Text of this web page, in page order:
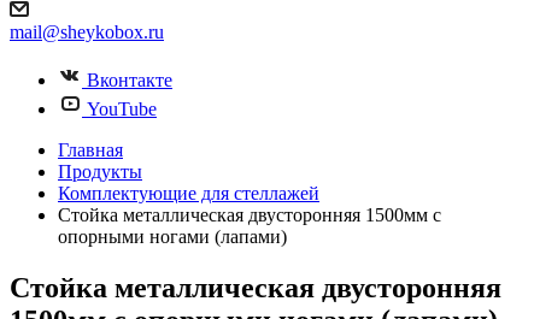
mail@sheykobox.ru
Вконтакте
YouTube
Главная
Продукты
Комплектующие для стеллажей
Стойка металлическая двусторонняя 1500мм с
опорными ногами (лапами)
Стойка металлическая двусторонняя